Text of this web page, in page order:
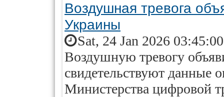
Воздушная тревога
Украины
Sat, 24 Jan 2026
Воздушную тревогу
свидетельствуют данные
Министерства цифровой